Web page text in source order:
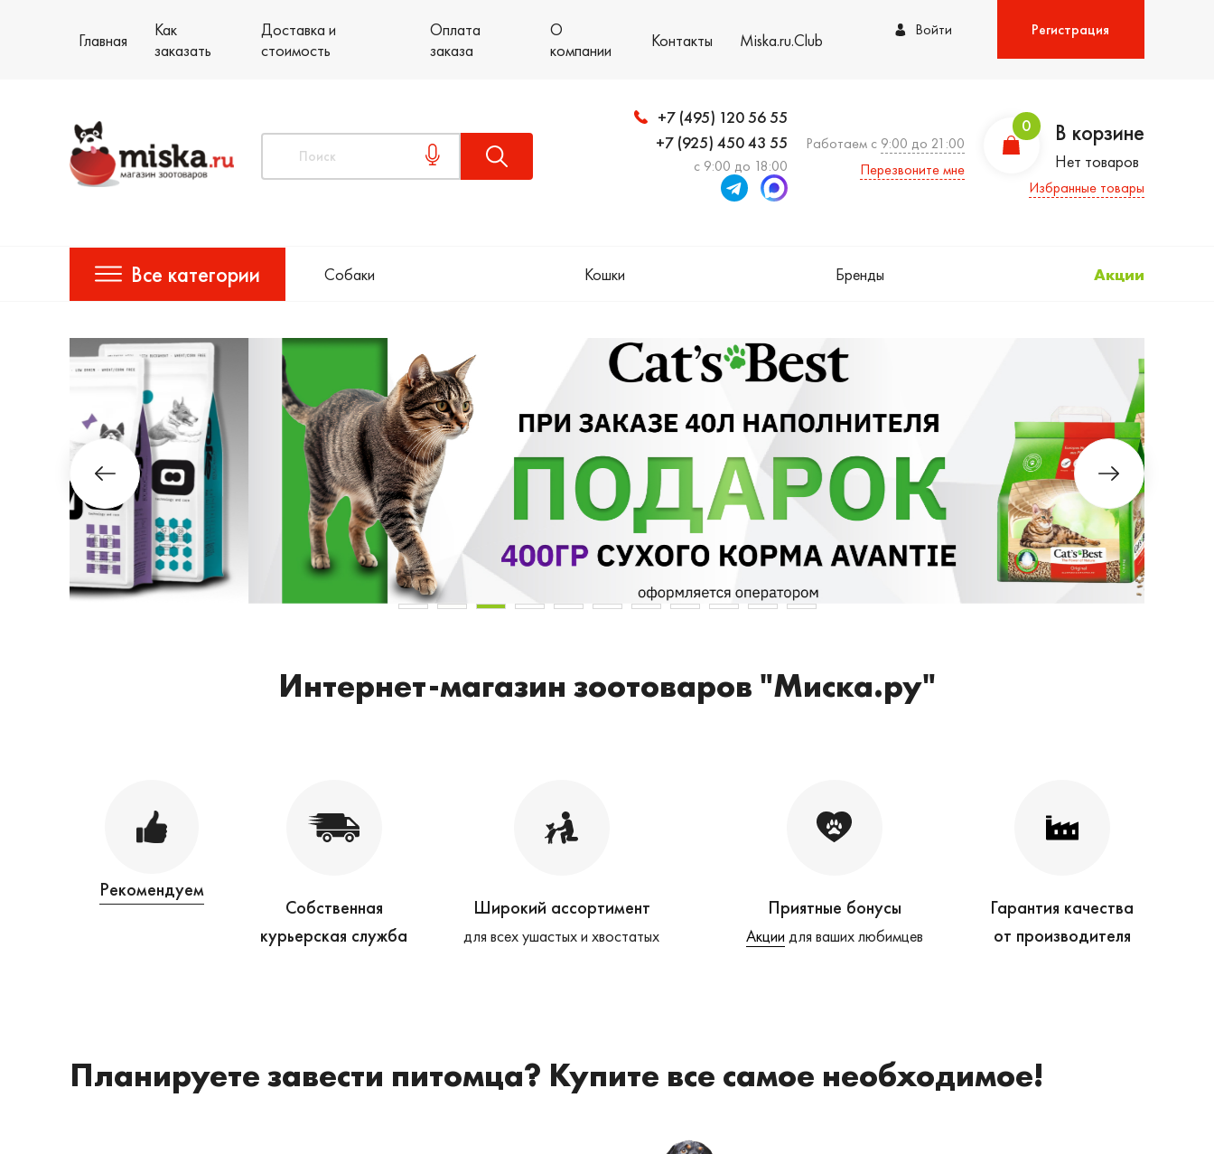
Главная
Как
заказать
Доставка и
стоимость
Оплата
заказа
О
компании
Контакты Miska.ru.Club Войти Регистрация
+7 (495) 120 56 55
+7 (925) 450 43 55
с 9:00 до 18:00
Работаем с 9:00 до 21:00
Перезвоните мне
0 В корзине
Нет товаров
Избранные товары
Все категории Собаки Кошки Бренды Акции
Интернет-магазин зоотоваров "Миска.ру"
Рекомендуем
Собственная
курьерская служба
Широкий ассортимент
для всех ушастых и хвостатых
Приятные бонусы
Акции для ваших любимцев
Гарантия качества
от производителя
Планируете завести питомца? Купите все самое необходимое!